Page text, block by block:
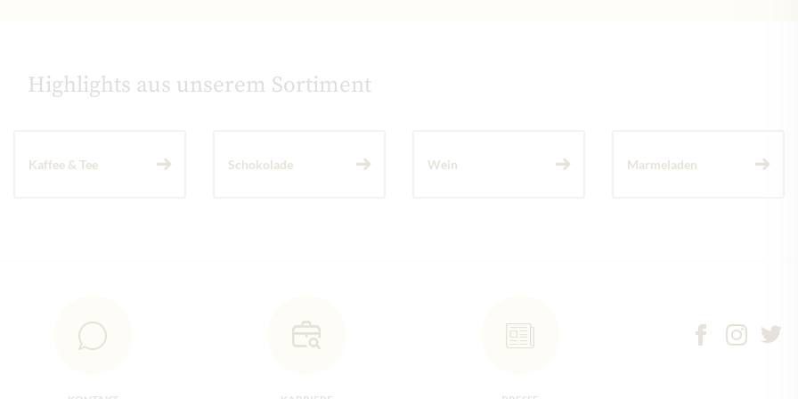
Highlights aus unserem Sortiment
Kaffee & Tee Schokolade Wein Marmeladen